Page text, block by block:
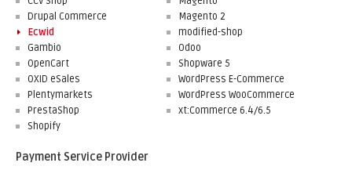
Drupal Commerce
Ecwid
Gambio
Magento 2
modified-shop
Odoo
OpenCart
OXID eSales
Plentymarkets
PrestaShop
Shopify
Shopware 5
WordPress E-Commerce
WordPress WooCommerce
xt:Commerce 6.4/6.5
Payment Service Provider